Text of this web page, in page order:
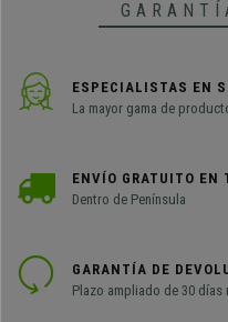
ESPECIALISTAS EN
La mayor gama de
ENVÍO GRATUITO EN
Dentro de Península
GARANTÍA DE
Plazo ampliado de 30 días